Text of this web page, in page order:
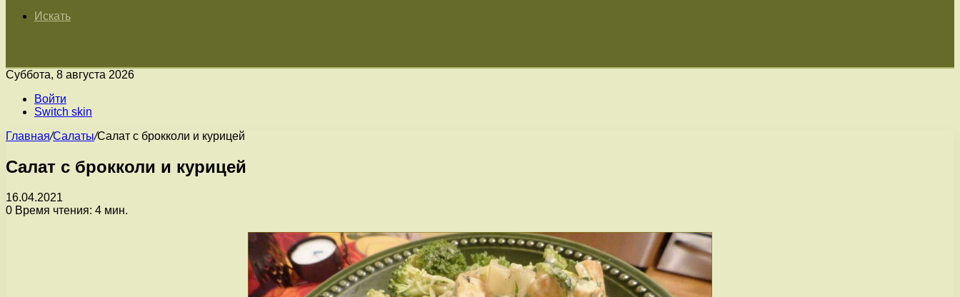
Искать
Суббота, 8 августа 2026
Войти
Switch skin
Главная/Салаты/Салат с брокколи и курицей
Салат с брокколи и курицей
16.04.2021
0 Время чтения: 4 мин.